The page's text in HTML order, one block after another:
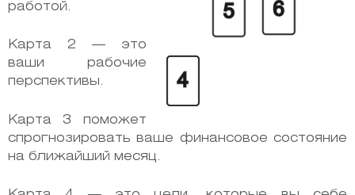
работой.
Карта 2 — это
ваши рабочие
перспективы.
Карта 3 поможет
спрогнозировать ваше финансовое состояние
на ближайший месяц.